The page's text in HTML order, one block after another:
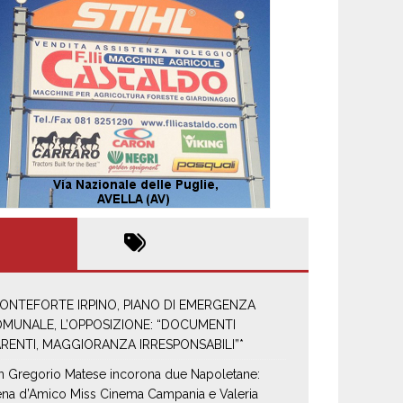
IRPINO, PIANO DI EMERGENZA
L’OPPOSIZIONE: “DOCUMENTI
MAGGIORANZA IRRESPONSABILI”*
Gregorio Matese incorona due Napoletane:
d’Amico Miss Cinema Campania e Valeria